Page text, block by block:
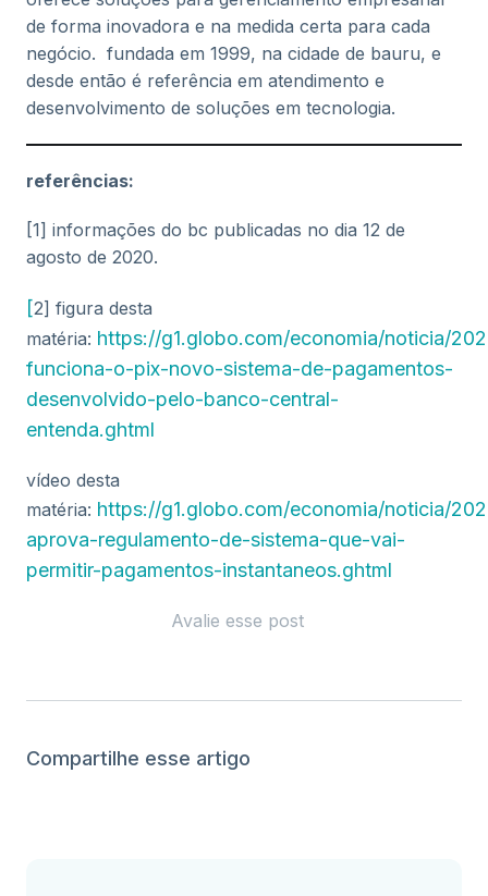
de forma inovadora e na medida certa para cada
negócio. fundada em 1999, na cidade de bauru, e
desde então é referência em atendimento e
desenvolvimento de soluções em tecnologia.
referências:
[1] informações do bc publicadas no dia 12 de
agosto de 2020.
[2] figura desta
matéria: https://g1.globo.com/economia/noticia/
funciona-o-pix-novo-sistema-de-pagamentos-
desenvolvido-pelo-banco-central-
entenda.ghtml
vídeo desta
matéria: https://g1.globo.com/economia/noticia/
aprova-regulamento-de-sistema-que-vai-
permitir-pagamentos-instantaneos.ghtml
Avalie esse post
Compartilhe esse artigo